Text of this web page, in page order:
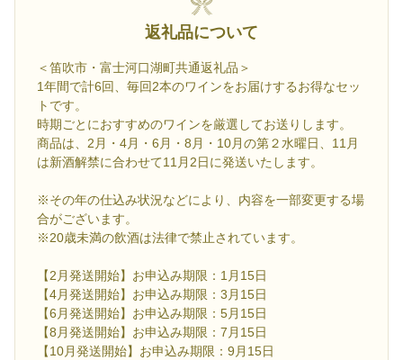
返礼品について
＜笛吹市・富士河口湖町共通返礼品＞
1年間で計6回、毎回2本のワインをお届けするお得なセッ
トです。
時期ごとにおすすめのワインを厳選してお送りします。
商品は、2月・4月・6月・8月・10月の第２水曜日、11月
は新酒解禁に合わせて11月2日に発送いたします。
※その年の仕込み状況などにより、内容を一部変更する場
合がございます。
※20歳未満の飲酒は法律で禁止されています。
【2月発送開始】お申込み期限：1月15日
【4月発送開始】お申込み期限：3月15日
【6月発送開始】お申込み期限：5月15日
【8月発送開始】お申込み期限：7月15日
【10月発送開始】お申込み期限：9月15日